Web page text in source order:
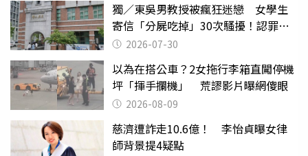
獨／東吳男教授被瘋狂迷戀 女學生
寄信「分屍吃掉」30次騷擾！認罪免
關 2026-07-30
以為在搭公車？2女拖行李箱直闖停機
坪「揮手攔機」 荒謬影片曝網傻眼
2026-08-09
慈濟遭詐走10.6億！ 李怡貞曝女律
師背景提4疑點